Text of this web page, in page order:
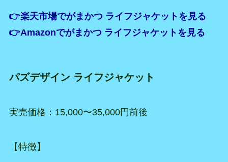
👉楽天市場でがまかつ ライフジャケットを見る
👉Amazonでがまかつ ライフジャケットを見る
パズデザイン ライフジャケット
実売価格：15,000〜35,000円前後
【特徴】